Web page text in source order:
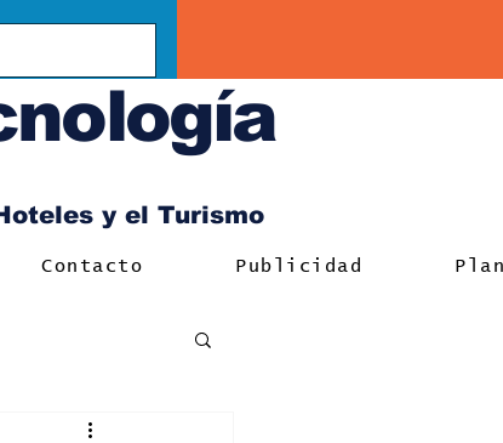
y el Turismo
Contacto Publicidad